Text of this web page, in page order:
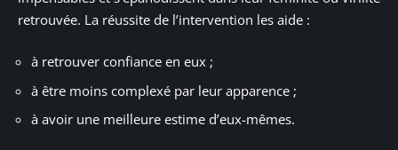
retrouvée. La réussite de l’intervention les aide :
à retrouver confiance en eux ;
à être moins complexé par leur apparence ;
à avoir une meilleure estime d’eux-mêmes.